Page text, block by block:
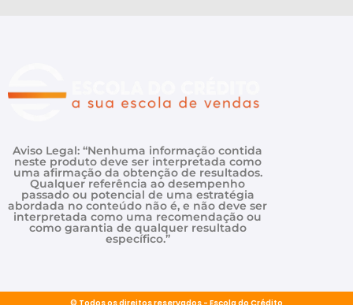
Aviso Legal: “Nenhuma informação contida
neste produto deve ser interpretada como
uma afirmação da obtenção de resultados.
Qualquer referência ao desempenho
passado ou potencial de uma estratégia
abordada no conteúdo não é, e não deve ser
interpretada como uma recomendação ou
como garantia de qualquer resultado
específico.”